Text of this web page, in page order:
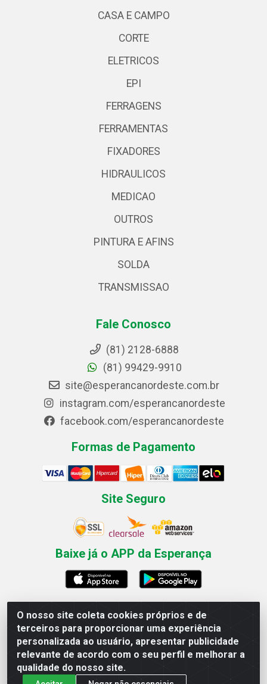
O nosso site coleta cookies próprios e de
terceiros para proporcionar uma experiência
personalizada ao usuário, apresentar publicidade
relevante de acordo com o seu perfil e melhorar a
qualidade do nosso site.
CASA E CAMPO
CORTE
ELETRICOS
EPI
FERRAGENS
FERRAMENTAS
FIXADORES
HIDRAULICOS
MEDICAO
OUTROS
PINTURA E AFINS
SOLDA
TRANSMISSAO
Fale Conosco
(81) 2128-6888
(81) 99429-9910
site@esperancanordeste.com.br
instagram.com/esperancanordeste
facebook.com/esperancanordeste
Formas de Pagamento
Site Seguro
Baixe já o APP da Esperança
Esperança Nordeste - Rua Professor Caldas Filho, 291 -
Estância - Recife / PE CEP: 50771-335 - CNPJ
03.666.136/0001-23